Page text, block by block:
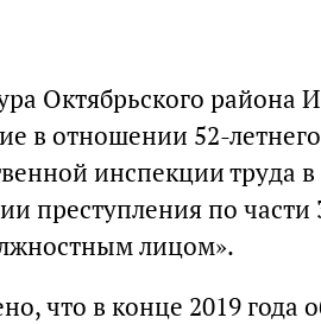
Октябрьского района
в отношении 52-
инспекции труда
преступления по
лицом».
что в конце 2019